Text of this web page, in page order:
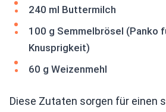
240 ml Buttermilch
100 g Semmelbrösel (Panko
Knusprigkeit)
60 g Weizenmehl
Diese Zutaten sorgen für einen